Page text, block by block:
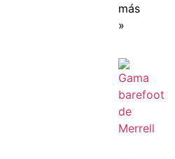
más
»